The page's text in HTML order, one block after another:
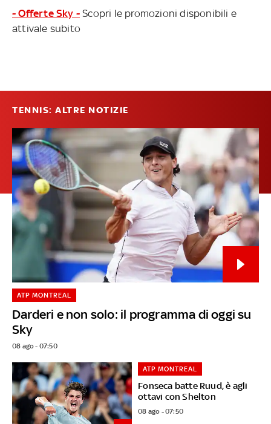
- Offerte Sky - Scopri le promozioni disponibili e
attivale subito
TENNIS: ALTRE NOTIZIE
Darderi e non solo: il programma di oggi su
Sky
ATP MONTREAL
08 ago - 07:50
Fonseca batte Ruud, è agli
ottavi con Shelton
ATP MONTREAL
08 ago - 07:50